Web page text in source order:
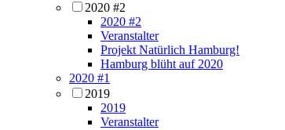
2020 #2
2020 #2
Veranstalter
Projekt Natürlich Hamburg!
Hamburg blüht auf 2020
2020 #1
2019
2019
Veranstalter